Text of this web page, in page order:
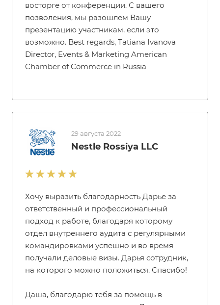
восторге от конференции. С вашего
позволения, мы разошлем Вашу
презентацию участникам, если это
возможно. Best regards, Tatiana Ivanova
Director, Events & Marketing American
Chamber of Commerce in Russia
29 августа 2022
Nestle Rossiya LLC
Хочу выразить благодарность Дарье за
ответственный и профессиональный
подход к работе, благодаря которому
отдел внутреннего аудита с регулярными
командировками успешно и во время
получали деловые визы. Дарья сотрудник,
на которого можно положиться. Спасибо!
Даша, благодарю тебя за помощь в